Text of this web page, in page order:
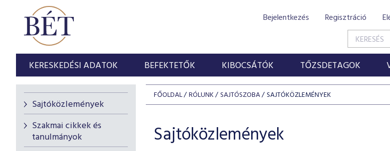
Bejelentkezés Regisztráció
KERESKEDÉSI ADATOK BEFEKTETŐK KIBOCSÁTÓK TŐZSDETAGOK
Sajtóközlemények
Szakmai cikkek és
tanulmányok
FŐOLDAL RÓLUNK SAJTÓSZOBA SAJTÓKÖZLEMÉNYEK
Sajtóközlemények